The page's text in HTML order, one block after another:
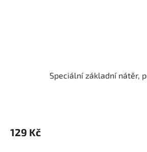
Speciální základní nátěr,
129 Kč